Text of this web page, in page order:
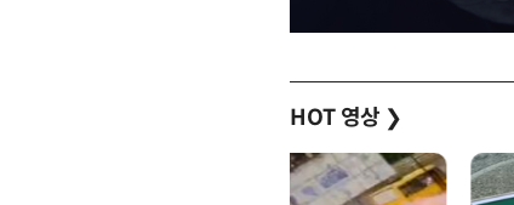
HOT 영상 ❯